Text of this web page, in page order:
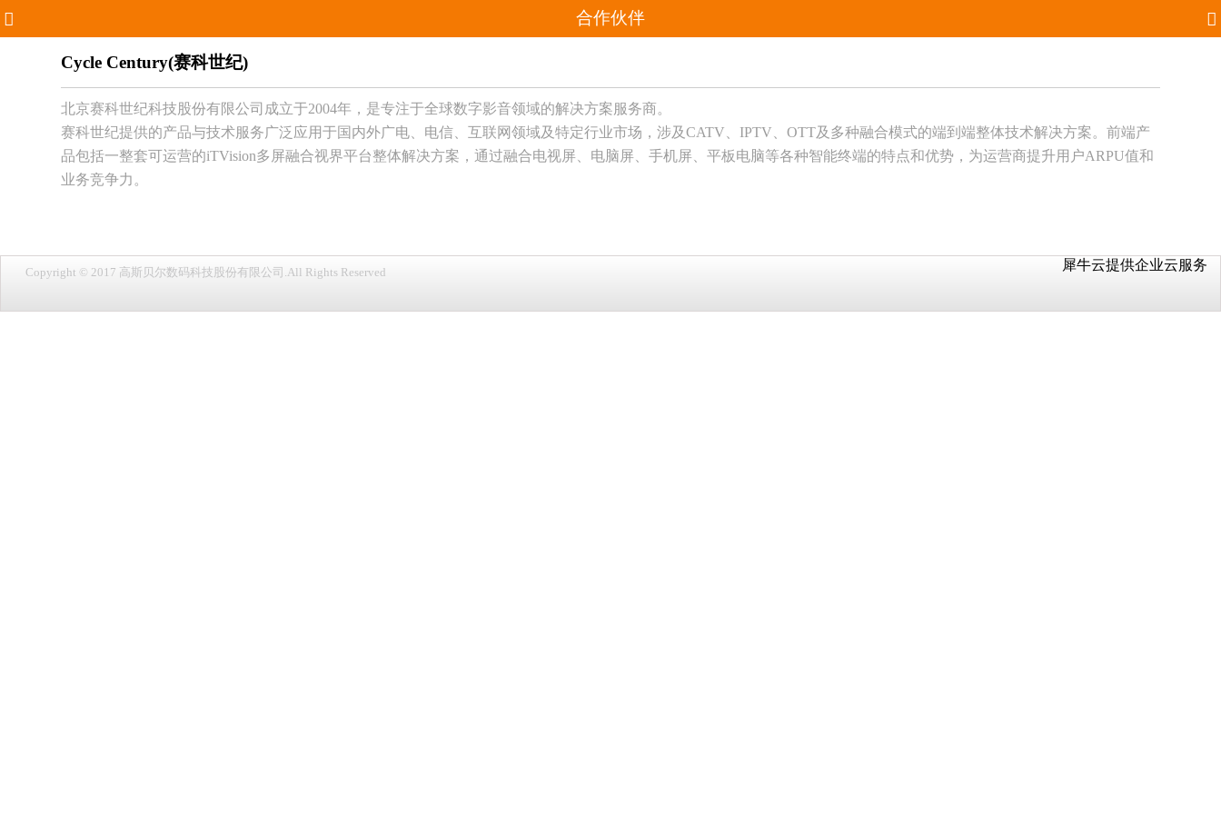
合作伙伴
Cycle Century(赛科世纪)
北京赛科世纪科技股份有限公司成立于2004年，是专注于全球数字影音领域的解决方案服务商。
赛科世纪提供的产品与技术服务广泛应用于国内外广电、电信、互联网领域及特定行业市场，涉及CATV、IPTV、OTT及多种融合模式的端到端整体技术解决方案。前端产
品包括一整套可运营的iTVision多屏融合视界平台整体解决方案，通过融合电视屏、电脑屏、手机屏、平板电脑等各种智能终端的特点和优势，为运营商提升用户ARPU值和
业务竞争力。
Copyright © 2017 高斯贝尔数码科技股份有限公司.All Rights Reserved 犀牛云提供企业云服务